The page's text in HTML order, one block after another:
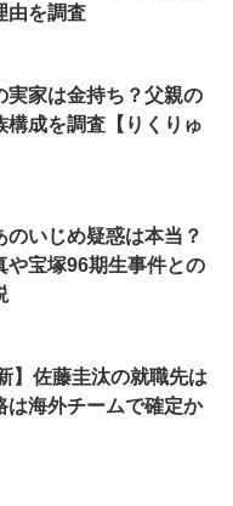
由を調査
実家は金持ち？父親の
構成を調査【りくりゅ
のいじめ疑惑は本当？
や宝塚96期生事件との
】佐藤圭汰の就職先は
は海外チームで確定か